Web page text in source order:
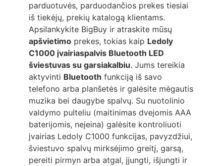
parduotuvės, parduodančios prekes tiesiai
iš tiekėjų, prekių katalogą klientams.
Apsilankykite BigBuy ir atraskite mūsų
apšvietimoprekes, tokias kaip Ledoly
C1000 įvairiaspalvis Bluetooth LED
šviestuvas su garsiakalbiu. Jums tereikia
aktyvinti Bluetooth funkciją iš savo
telefono arba planšetės ir galėsite mėgautis
muzika bei daugybe spalvų. Su nuotolinio
valdymo pulteliu (maitinimas dvejomis AAA
baterijomis, neįeina) galėsite kontroliuoti
įvairias Ledoly C1000 funkcijas, pavyzdžiui,
šviestuvo spalvų mirksėjimo greitį, garsą,
pereiti pirmyn arba atgal, įjungti, išjungti ir